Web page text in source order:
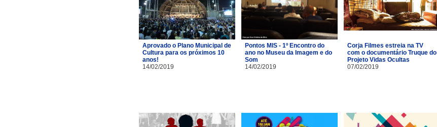
Aprovado o Plano Municipal de
Cultura para os próximos 10
anos!
14/02/2019
Pontos MIS - 1º Encontro do
ano no Museu da Imagem e do
Som
14/02/2019
Corja Filmes estreia na TV
com o documentário Truque do
Projeto Vidas Ocultas
07/02/2019